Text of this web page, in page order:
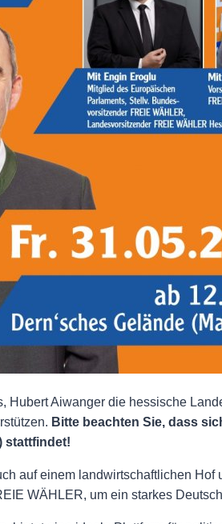
Aiwanger die hessische
Bitte beachten Sie, dass
stattfindet!
auf einem landwirtschaftlichen Hof
WÄHLER, um ein starkes